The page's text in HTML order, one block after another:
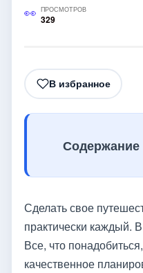
ПРОСМОТРОВ
329
В избранное
Содержание
Сделать свое
практически каждый.
Все, что
качественное